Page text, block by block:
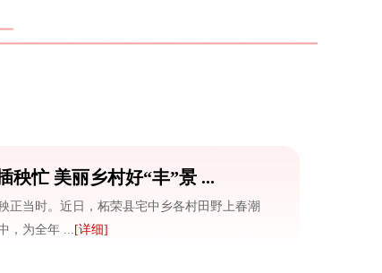
秧忙 美丽乡村好“丰”景 ...
正当时。近日，柘荣县宅中乡各村田野上春潮
，为全年 ... [详细]